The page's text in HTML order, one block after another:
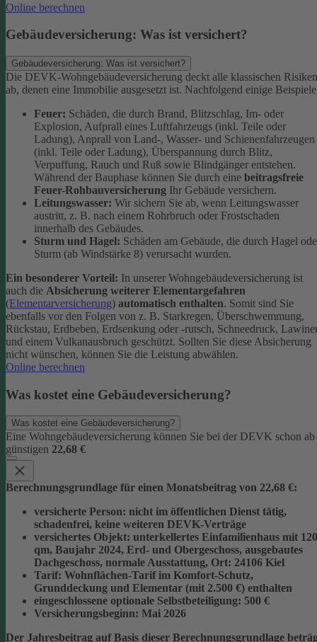
Online berechnen
Gebäudeversicherung: Was ist versichert?
Gebäudeversicherung: Was ist versichert?
Die DEVK-Wohngebäudeversicherung deckt alle klassischen Risiken
ab, denen eine Immobilie ausgesetzt ist. Nachfolgend einige
Feuer: Schäden, die durch Brand, Blitzschlag, Im- oder
Explosion, Aufprall eines Luftfahrzeugs (inkl. Teile oder
Ladung), Anprall von Land-, Wasser- und Schienenfahrzeugen
(inkl. Teile oder Ladung), Überspannung durch Blitz,
Verpuffung, Rauch und Ruß sowie Blindgänger entstehen.
Während der Bauphase können Sie durch eine beitragsfreie
Feuer-Rohbauversicherung Ihr Gebäude versichern.
Leitungswasser: Wir sichern Sie ab, wenn Leitungswasser
austritt, z. B. nach einem Rohrbruch oder Frostschaden
innerhalb des Gebäudes.
Sturm und Hagel: Schäden am Gebäude, die durch Hagel
Sturm (ab Windstärke 8) verursacht wurden.
Ein besonderer Vorteil: In unserer Wohngebäudeversicherung ist
auch die Absicherung weiterer Elementargefahren
(Elementarversicherung) automatisch enthalten. Somit sind Sie
ebenfalls vor den Folgen von z. B. Starkregen, Überschwemmung,
Rückstau, Erdbeben, Erdsenkung oder -rutsch, Schneedruck,
und einem Vulkanausbruch geschützt. Sollten Sie diese Absicherung
nicht wünschen, können Sie die Leistung abwählen.
Online berechnen
Was kostet eine Gebäudeversicherung?
Was kostet eine Gebäudeversicherung?
Eine Wohngebäudeversicherung können Sie bei der DEVK schon ab
günstigen 22,68 €
Berechnungsgrundlage für einen Monatsbeitrag von 22,68 €:
versicherte Person: nicht im öffentlichen Dienst tätig,
schadenfrei, keine weiteren DEVK-Verträge
versichertes Objekt: unterkellertes Einfamilienhaus mit 120
qm, Baujahr 2024, Erd- und Obergeschoss, ausgebautes
Dachgeschoss, normale Ausstattung, Ort: 24106 Kiel
Tarif: Wohnflächen-Tarif im Komfort-Schutz,
Grunddeckung und Elementar (mit 2.500 €) enthalten
eingeschlossene optionale Selbstbeteiligung: 500 €
Versicherungsbeginn: Mai 2026
Der Jahresbeitrag auf Basis dieser Berechnungsgrundlage